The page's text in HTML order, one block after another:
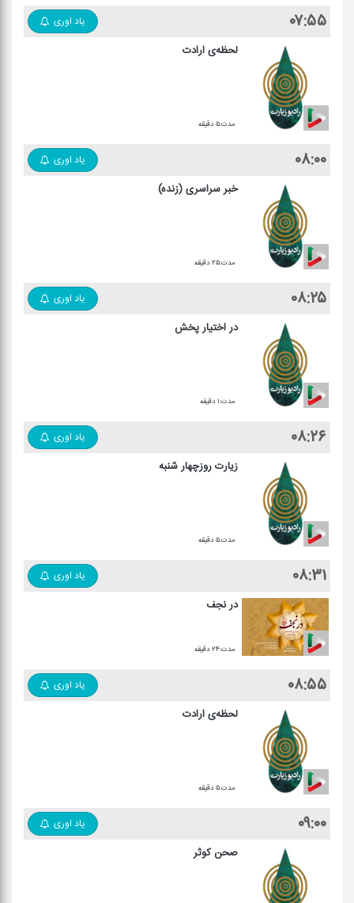
۰۷:۵۵ یاد اوری
لحظه‌ی ارادت
مدت:۵ دقیقه
۰۸:۰۰ یاد اوری
خبر سراسری (زنده)
مدت:۲۵ دقیقه
۰۸:۲۵ یاد اوری
در اختیار پخش
مدت:۱ دقیقه
۰۸:۲۶ یاد اوری
زیارت روزچهار شنبه
مدت:۵ دقیقه
۰۸:۳۱ یاد اوری
در نجف
مدت:۲۴ دقیقه
۰۸:۵۵ یاد اوری
لحظه‌ی ارادت
مدت:۵ دقیقه
۰۹:۰۰ یاد اوری
صحن کوثر